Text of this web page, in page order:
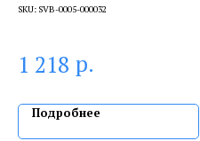
SKU: SVB-0005-000032
1 218 р.
Подробнее